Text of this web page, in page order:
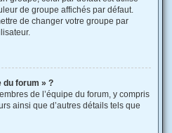
de groupe affichés par défaut.
de changer votre groupe par
du forum » ?
de l’équipe du forum, y compris
ainsi que d’autres détails tels que